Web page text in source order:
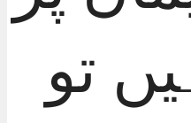
تو